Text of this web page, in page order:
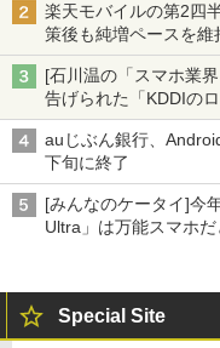
楽天モバイルの第2四
策後も純増ペースを維
[石川温の「スマホ業
告げられた「KDDIの
穴と楽天モバイルの課
auじぶん銀行、
下旬に終了
[みんなのケータイ]今
Ultra」は万能スマホだ
Special Site